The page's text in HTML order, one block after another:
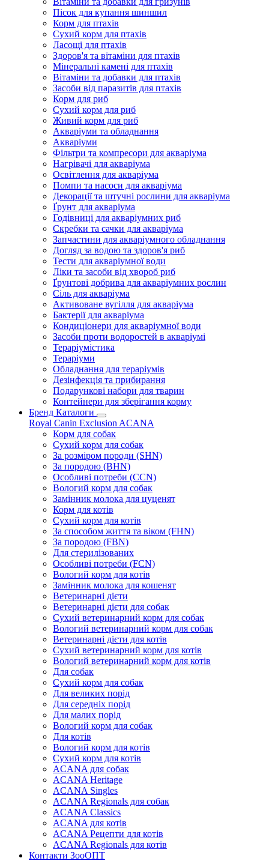
Пісок для купання шиншил
Корм для птахів
Сухий корм для птахів
Ласощі для птахів
Здоров'я та вітаміни для птахів
Мінеральні камені для птахів
Вітаміни та добавки для птахів
Засоби від паразитів для птахів
Корм для риб
Сухий корм для риб
Живий корм для риб
Акваріуми та обладнання
Акваріуми
Фільтри та компресори для акваріума
Нагрівачі для акваріума
Освітлення для акваріума
Помпи та насоси для акваріума
Декорації та штучні рослини для акваріума
Ґрунт для акваріума
Годівниці для акваріумних риб
Скребки та сачки для акваріума
Запчастини для акваріумного обладнання
Догляд за водою та здоров'я риб
Тести для акваріумної води
Ліки та засоби від хвороб риб
Ґрунтові добрива для акваріумних рослин
Сіль для акваріума
Активоване вугілля для акваріума
Бактерії для акваріума
Кондиціонери для акваріумної води
Засоби проти водоростей в акваріумі
Тераріумістика
Тераріуми
Обладнання для тераріумів
Дезінфекція та прибирання
Подарункові набори для тварин
Контейнери для зберігання корму
Бренд Каталоги
Royal Canin Exclusion ACANA
Корм для собак
Сухий корм для собак
За розміром породи (SHN)
За породою (BHN)
Особливі потреби (CCN)
Вологий корм для собак
Замінник молока для цуценят
Корм для котів
Сухий корм для котів
За способом життя та віком (FHN)
За породою (FBN)
Для стерилізованих
Особливі потреби (FCN)
Вологий корм для котів
Замінник молока для кошенят
Ветеринарні дієти
Ветеринарні дієти для собак
Сухий ветеринарний корм для собак
Вологий ветеринарний корм для собак
Ветеринарні дієти для котів
Сухий ветеринарний корм для котів
Вологий ветеринарний корм для котів
Для собак
Сухий корм для собак
Для великих порід
Для середніх порід
Для малих порід
Вологий корм для собак
Для котів
Вологий корм для котів
Сухий корм для котів
ACANA для собак
ACANA Heritage
ACANA Singles
ACANA Regionals для собак
ACANA Classics
ACANA для котів
ACANA Рецепти для котів
ACANA Regionals для котів
Контакти ЗооОПТ